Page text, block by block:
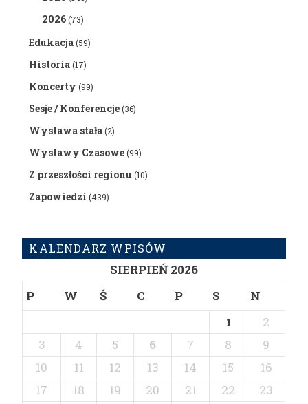
2026(73)
Edukacja(59)
Historia(17)
Koncerty (99)
Sesje / Konferencje(36)
Wystawa stała(2)
Wystawy Czasowe(99)
Z przeszłości regionu(10)
Zapowiedzi (439)
KALENDARZ WPISÓW
SIERPIEŃ 2026
P
W Ś C P S N
1
2
3
4 5 6 7 8
9
10
11 12 13 14 15
16
17
18 19 20 21 22
23